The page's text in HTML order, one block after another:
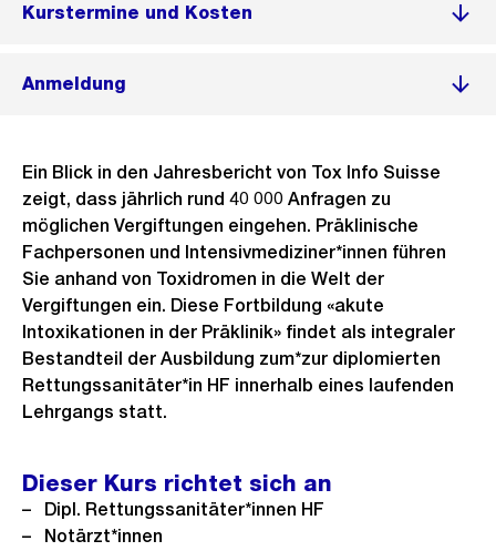
Kurstermine und Kosten
Anmeldung
Ein Blick in den Jahresbericht von Tox Info Suisse
zeigt, dass jährlich rund 40 000 Anfragen zu
möglichen Vergiftungen eingehen. Präklinische
Fachpersonen und Intensivmediziner*innen führen
Sie anhand von Toxidromen in die Welt der
Vergiftungen ein. Diese Fortbildung «akute
Intoxikationen in der Präklinik» findet als integraler
Bestandteil der Ausbildung zum*zur diplomierten
Rettungssanitäter*in HF innerhalb eines laufenden
Lehrgangs statt.
Dieser Kurs richtet sich an
Dipl. Rettungssanitäter*innen HF
Notärzt*innen